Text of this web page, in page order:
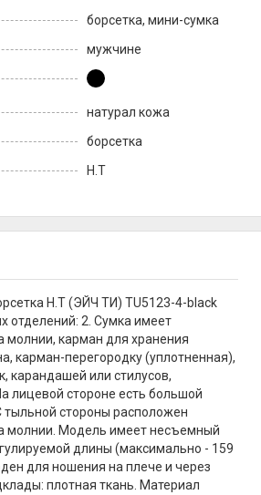
борсетка, мини-сумка
мужчине
натурал кожа
борсетка
H.T
H.T (ЭЙЧ ТИ) TU5123-4-black
отделений: 2. Сумка имеет
молнии, карман для хранения
карман-перегородку (уплотненная),
карандашей или стилусов,
лицевой стороне есть большой
тыльной стороны расположен
молнии. Модель имеет несъемный
длины (максимально - 159
для ношения на плече и через
плотная ткань. Материал